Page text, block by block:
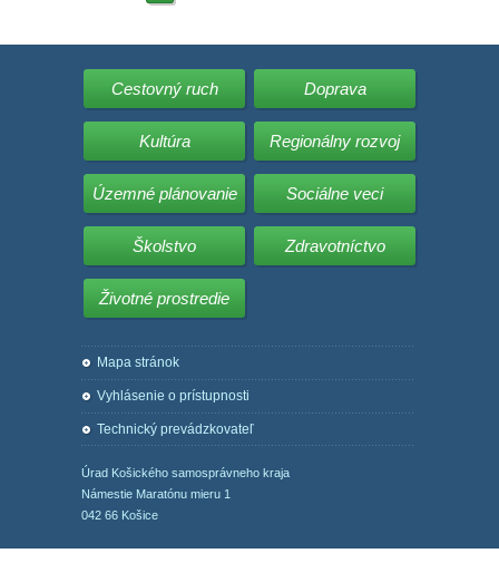
Cestovný ruch Doprava
Kultúra Regionálny rozvoj
Územné plánovanie Sociálne veci
Školstvo Zdravotníctvo
Životné prostredie
Mapa stránok
Vyhlásenie o prístupnosti
Technický prevádzkovateľ
Úrad Košického samosprávneho kraja
Námestie Maratónu mieru 1
042 66 Košice